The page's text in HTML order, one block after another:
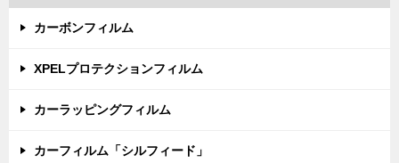
カーボンフィルム
XPELプロテクションフィルム
カーラッピングフィルム
カーフィルム「シルフィード」